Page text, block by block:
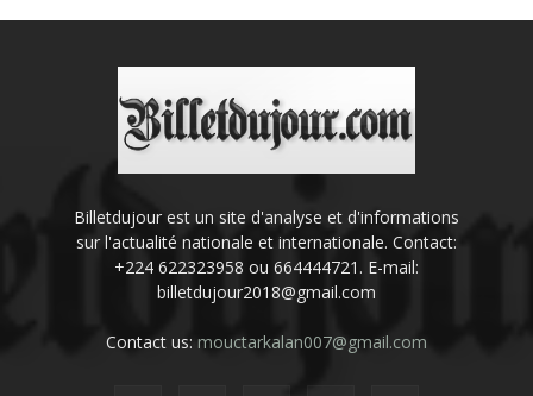
Billetdujour est un site d'analyse et d'informations
sur l'actualité nationale et internationale. Contact:
+224 622323958 ou 664444721. E-mail:
billetdujour2018@gmail.com
Contact us: mouctarkalan007@gmail.com